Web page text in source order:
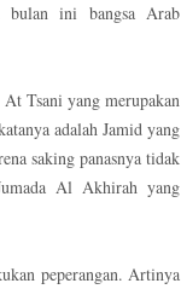
bulan ini bangsa Arab
Tsani yang merupakan
adalah Jamid yang
saking panasnya tidak
Al Akhirah yang
peperangan. Artinya